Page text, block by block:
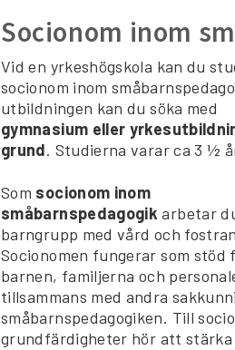
Socionom inom
Vid en yrkeshögskola kan du
socionom inom
utbildningen kan du söka med
gymnasium eller
grund. Studierna varar ca 3 ½
Som socionom inom
småbarnspedagogik arbetar
barngrupp med vård och
Socionomen fungerar som stöd
barnen, familjerna och
tillsammans med andra
småbarnspedagogiken. Till
grundfärdigheter hör att